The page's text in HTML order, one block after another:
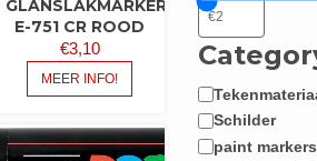
GLANSLAKMARKER
E-751 CR ROOD
€3,10
MEER INFO!
Categorie
Schilder
paint markers